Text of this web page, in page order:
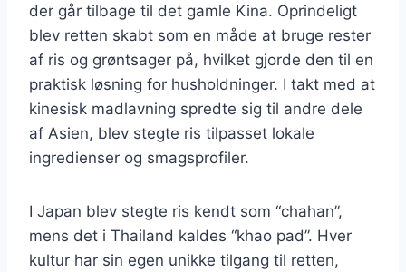
der går tilbage til det gamle Kina. Oprindeligt
blev retten skabt som en måde at bruge rester
af ris og grøntsager på, hvilket gjorde den til en
praktisk løsning for husholdninger. I takt med at
kinesisk madlavning spredte sig til andre dele
af Asien, blev stegte ris tilpasset lokale
ingredienser og smagsprofiler.
I Japan blev stegte ris kendt som “chahan”,
mens det i Thailand kaldes “khao pad”. Hver
kultur har sin egen unikke tilgang til retten,